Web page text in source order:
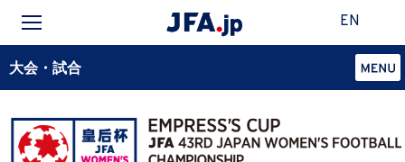
EN
大会・試合